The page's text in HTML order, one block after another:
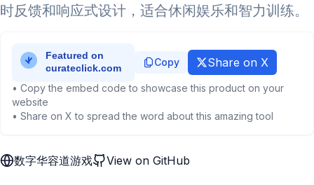
时反馈和响应式设计，适合休闲娱乐和智力训练。
Copy Share on X
• Copy the embed code to showcase this product on your
website
• Share on X to spread the word about this amazing tool
数字华容道游戏 View on GitHub